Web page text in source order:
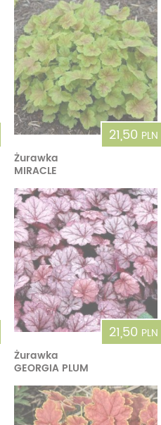
21,50 PLN
Żurawka
MIRACLE
21,50 PLN
Żurawka
GEORGIA PLUM